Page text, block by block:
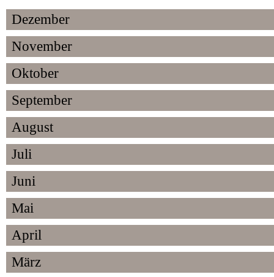
Dezember
November
Oktober
September
August
Juli
Juni
Mai
April
März